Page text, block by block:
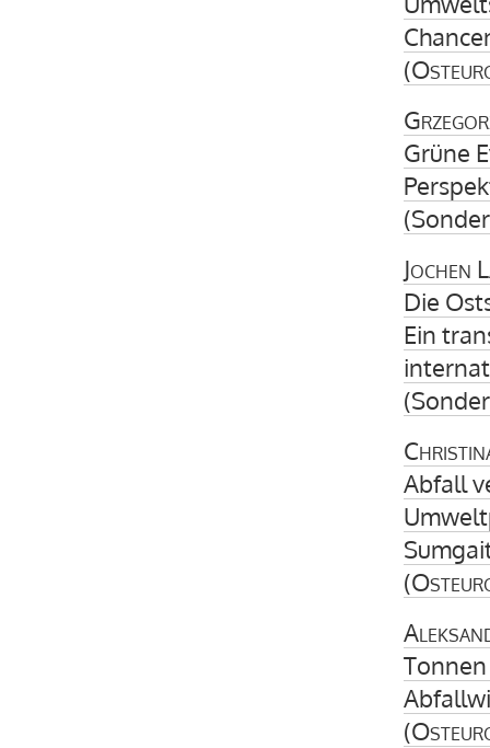
(
Grüne
Jochen
Die
Ein
Abfall
(
(